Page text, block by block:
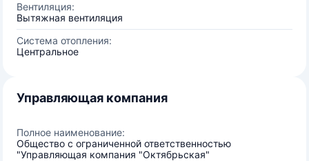
Вентиляция:
Вытяжная вентиляция
Система отопления:
Центральное
Управляющая компания
Полное наименование:
Общество с ограниченной ответственностью
"Управляющая компания "Октябрьская"